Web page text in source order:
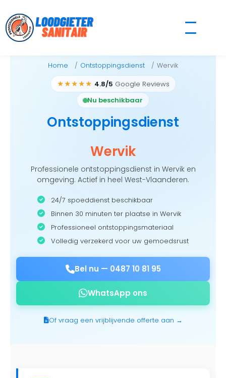
to
content
Home Ontstoppingsdienst Wervik
★★★★★ 4.8/5 Google Reviews
Nu beschikbaar
Ontstoppingsdienst
Wervik
Professionele ontstoppingsdienst in Wervik en
omgeving. Actief in heel West-Vlaanderen.
24/7 spoeddienst beschikbaar
Binnen 30 minuten ter plaatse in Wervik
Professioneel ontstoppingsmateriaal
Volledig verzekerd voor uw gemoedsrust
Bel nu — 0487 10 81 95
WhatsApp ons
Of vraag een vrijblijvende offerte aan →